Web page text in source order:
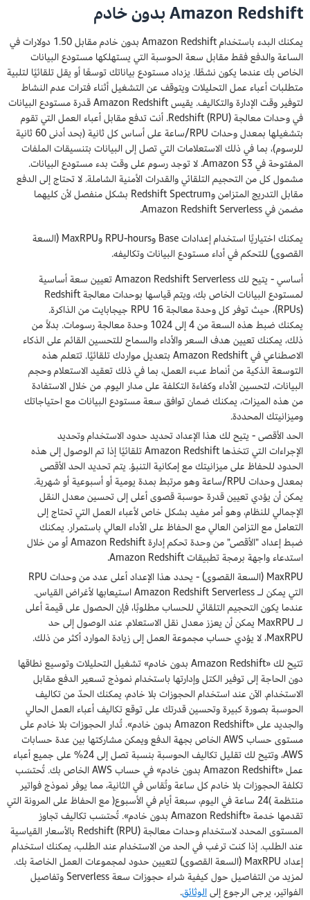
Amazon Redshift بدون خادم
يمكنك البدء باستخدام Amazon Redshift بدون خادم مقابل 1.50 دولارات في
الساعة والدفع فقط مقابل سعة الحوسبة التي يستهلكها مستودع البيانات
الخاص بك عندما يكون نشطًا. يزداد مستودع بياناتك توسعًا أو يقل تلقائيًا لتلبية
متطلبات أعباء عمل التحليلات ويتوقف عن التشغيل أثناء فترات عدم النشاط
لتوفير وقت الإدارة والتكاليف. يقيس Amazon Redshift قدرة مستودع البيانات
في وحدات معالجة Redshift (RPU). أنت تدفع مقابل أعباء العمل التي تقوم
بتشغيلها بمعدل وحدات RPU/ساعة على أساس كل ثانية (بحد أدنى 60 ثانية
للرسوم)، بما في ذلك الاستعلامات التي تصل إلى البيانات بتنسيقات الملفات
المفتوحة في Amazon S3. لا توجد رسوم على وقت بدء مستودع البيانات.
مشمول كل من التحجيم التلقائي والقدرات الأمنية الشاملة. لا تحتاج إلى الدفع
مقابل التدريج المتزامن وRedshift Spectrum بشكل منفصل لأن كليهما
مضمن في Amazon Redshift Serverless.
يمكنك اختياريًا استخدام إعدادات Base وRPU-hours وMaxRPU (السعة
القصوى) للتحكم في أداء مستودع البيانات وتكاليفه.
أساسي - يتيح لك Amazon Redshift Serverless تعيين سعة أساسية
لمستودع البيانات الخاص بك، ويتم قياسها بوحدات معالجة Redshift
(RPUs)، حيث توفر كل وحدة معالجة RPU 16 جيجابايت من الذاكرة.
يمكنك ضبط هذه السعة من 4 إلى 1024 وحدة معالجة رسومات. بدلاً من
ذلك، يمكنك تعيين هدف السعر والأداء والسماح للتحسين القائم على الذكاء
الاصطناعي في Amazon Redshift بتعديل مواردك تلقائيًا. تتعلم هذه
التوسعة الذكية من أنماط عبء العمل، بما في ذلك تعقيد الاستعلام وحجم
البيانات، لتحسين الأداء وكفاءة التكلفة على مدار اليوم. من خلال الاستفادة
من هذه الميزات، يمكنك ضمان توافق سعة مستودع البيانات مع احتياجاتك
وميزانيتك المحددة.
الحد الأقصى - يتيح لك هذا الإعداد تحديد حدود الاستخدام وتحديد
الإجراءات التي تتخذها Amazon Redshift تلقائيًا إذا تم الوصول إلى هذه
الحدود للحفاظ على ميزانيتك مع إمكانية التنبؤ. يتم تحديد الحد الأقصى
بمعدل وحدات RPU/ساعة وهو مرتبط بمدة يومية أو أسبوعية أو شهرية.
يمكن أن يؤدي تعيين قدرة حوسبة قصوى أعلى إلى تحسين معدل النقل
الإجمالي للنظام، وهو أمر مفيد بشكل خاص لأعباء العمل التي تحتاج إلى
التعامل مع التزامن العالي مع الحفاظ على الأداء العالي باستمرار. يمكنك
ضبط إعداد "الأقصى" من وحدة تحكم إدارة Amazon Redshift أو من خلال
استدعاء واجهة برمجة تطبيقات Amazon Redshift.
MaxRPU (السعة القصوى) - يحدد هذا الإعداد أعلى عدد من وحدات RPU
التي يمكن لـ Amazon Redshift Serverless استيعابها لأغراض القياس.
عندما يكون التحجيم التلقائي للحساب مطلوبًا، فإن الحصول على قيمة أعلى
لـ MaxRPU يمكن أن يعزز معدل نقل الاستعلام. عند الوصول إلى حد
MaxRPU، لا يؤدي حساب مجموعة العمل إلى زيادة الموارد أكثر من ذلك.
تتيح لك «Amazon Redshift بدون خادم» تشغيل التحليلات وتوسيع نطاقها
دون الحاجة إلى توفير الكتل وإدارتها باستخدام نموذج تسعير الدفع مقابل
الاستخدام. الآن عند استخدام الحجوزات بلا خادم، يمكنك الحدّ من تكاليف
الحوسبة بصورة كبيرة وتحسين قدرتك على توقع تكاليف أعباء العمل الحالي
والجديد على «Amazon Redshift بدون خادم». تُدار الحجوزات بلا خادم على
مستوى حساب AWS الخاص بجهة الدفع ويمكن مشاركتها بين عدة حسابات
AWS، وتتيح لك تقليل تكاليف الحوسبة بنسبة تصل إلى 24% على جميع أعباء
عمل «Amazon Redshift بدون خادم» في حساب AWS الخاص بك. تُحتسَب
تكلفة الحجوزات بلا خادم كل ساعة وتُقاس في الثانية، مما يوفر نموذج فواتير
منتظمة )24 ساعة في اليوم، سبعة أيام في الأسبوع( مع الحفاظ على المرونة التي
تقدمها خدمة «Amazon Redshift بدون خادم». تُحتسَب تكاليف تجاوز
المستوى المحدد لاستخدام وحدات معالجة Redshift (RPU) بالأسعار القياسية
عند الطلب. إذا كنت ترغب في الحد من الاستخدام عند الطلب، يمكنك استخدام
إعداد MaxRPU (السعة القصوى) لتعيين حدود لمجموعات العمل الخاصة بك.
لمزيد من التفاصيل حول كيفية شراء حجوزات سعة Serverless وتفاصيل
الفواتير، يرجى الرجوع إلىالوثائق.